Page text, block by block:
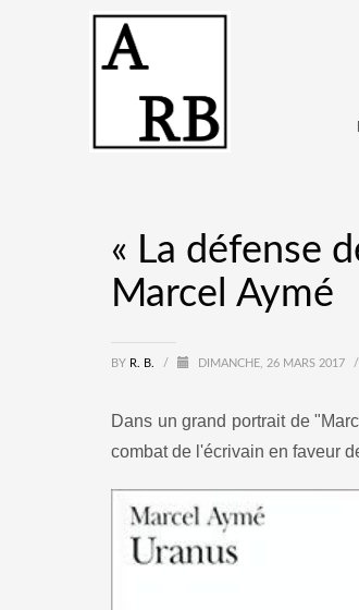
« La défense
Marcel Aymé
BY R. B. / DIMANCHE, 26 MARS 2017 /
Dans un grand portrait de
combat de l'écrivain en faveur